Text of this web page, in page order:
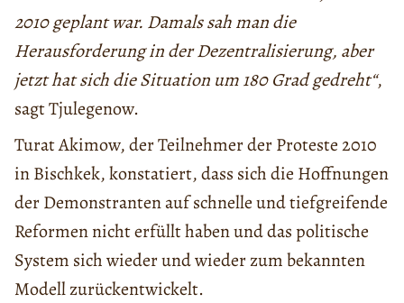
2010 geplant war. Damals sah man die
Herausforderung in der Dezentralisierung, aber
jetzt hat sich die Situation um 180 Grad gedreht“,
sagt Tjulegenow.
Turat Akimow, der Teilnehmer der Proteste 2010
in Bischkek, konstatiert, dass sich die Hoffnungen
der Demonstranten auf schnelle und tiefgreifende
Reformen nicht erfüllt haben und das politische
System sich wieder und wieder zum bekannten
Modell zurückentwickelt.